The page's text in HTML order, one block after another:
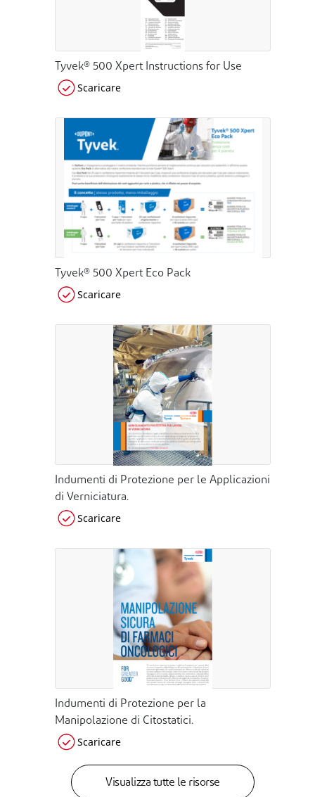
Tyvek® 500 Xpert Instructions for Use
Scaricare
Tyvek® 500 Xpert Eco Pack
Scaricare
Indumenti di Protezione per le Applicazioni
di Verniciatura.
Scaricare
Indumenti di Protezione per la
Manipolazione di Citostatici.
Scaricare
Visualizza tutte le risorse